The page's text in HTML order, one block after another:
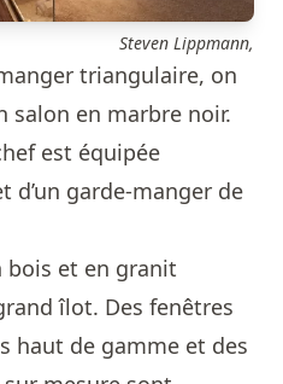
Steven Lippmann,
triangulaire, on
salon en marbre noir.
est équipée
d’un garde-manger de
bois et en granit
îlot. Des fenêtres
haut de gamme et des